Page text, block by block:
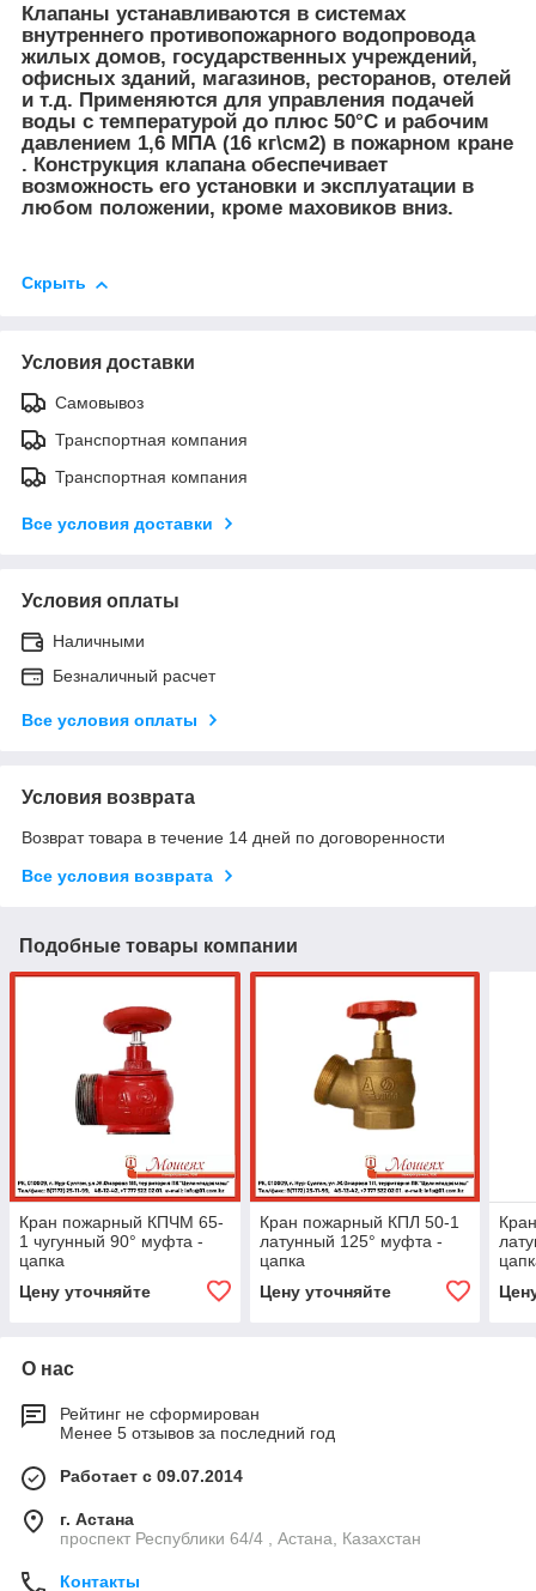
Клапаны устанавливаются в системах
внутреннего противопожарного водопровода
жилых домов, государственных учреждений,
офисных зданий, магазинов, ресторанов, отелей
и т.д. Применяются для управления подачей
воды с температурой до плюс 50°C и рабочим
давлением 1,6 МПА (16 кг\см2) в пожарном кране
. Конструкция клапана обеспечивает
возможность его установки и эксплуатации в
любом положении, кроме маховиков вниз.
Скрыть
Условия доставки
Самовывоз
Транспортная компания
Транспортная компания
Все условия доставки
Условия оплаты
Наличными
Безналичный расчет
Все условия оплаты
Условия возврата
Возврат товара в течение 14 дней по договоренности
Все условия возврата
Подобные товары компании
Кран пожарный КПЧМ 65-
1 чугунный 90° муфта -
цапка
Цену уточняйте
Кран пожарный КПЛ 50-1
латунный 125° муфта -
цапка
Цену уточняйте
О нас
Рейтинг не сформирован
Менее 5 отзывов за последний год
Работает с 09.07.2014
г. Астана
проспект Республики 64/4 , Астана, Казахстан
Контакты